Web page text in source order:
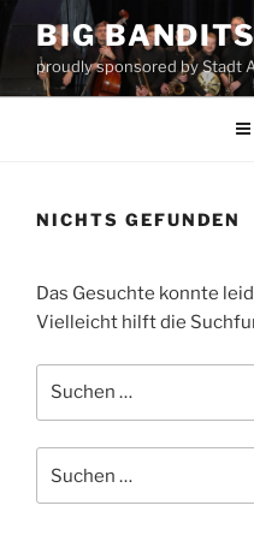
Zum
Inhalt
springen
BIG
proudly sponsored by Stadt
NICHTS GEFUNDEN
Das Gesuchte konnte
Vielleicht hilft die
nach:
nach: